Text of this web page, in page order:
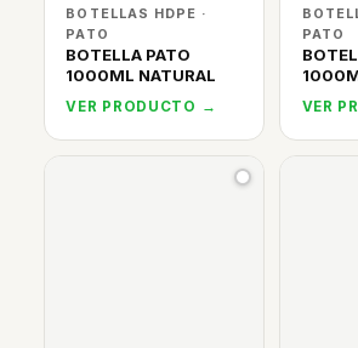
BOTELLAS HDPE ·
PATO
BOTELLA PATO
1000ML NATURAL
VER PRODUCTO →
PATO
VER